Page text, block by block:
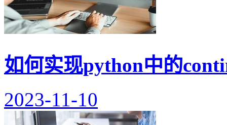
如何实现python中的
2023-11-10